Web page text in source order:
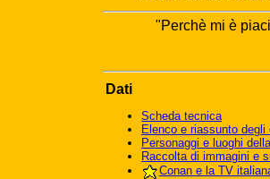
"Perchè mi è
Dati
Scheda tecnica
Elenco e riassunto degli
Personaggi e luoghi
Raccolta di immagini e
Conan e la TV